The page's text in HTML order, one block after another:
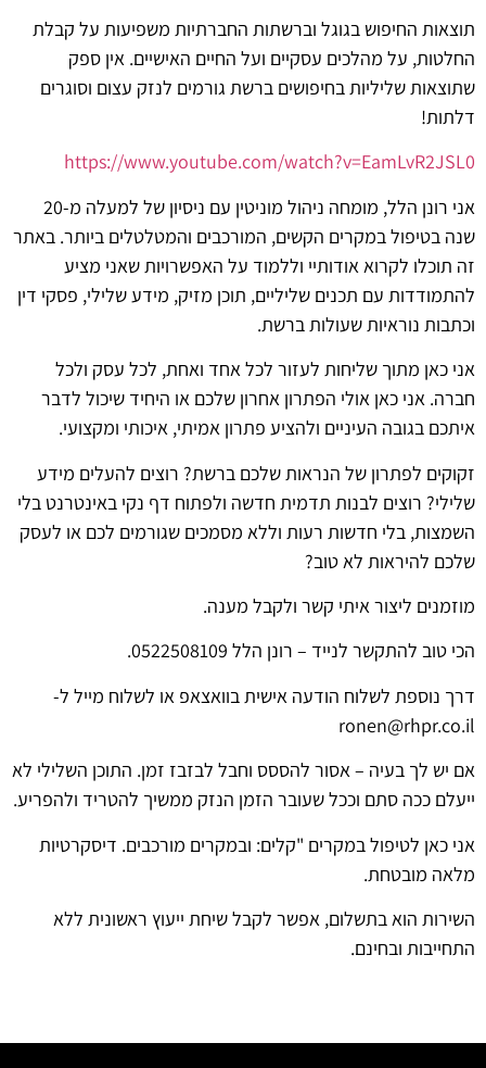
תוצאות החיפוש בגוגל וברשתות החברתיות משפיעות על קבלת
החלטות, על מהלכים עסקיים ועל החיים האישיים. אין ספק
שתוצאות שליליות בחיפושים ברשת גורמים לנזק עצום וסוגרים
דלתות!
https://www.youtube.com/watch?v=EamLvR2JSL0
אני רונן הלל, מומחה ניהול מוניטין עם ניסיון של למעלה מ-20
שנה בטיפול במקרים הקשים, המורכבים והמטלטלים ביותר. באתר
זה תוכלו לקרוא אודותיי וללמוד על האפשרויות שאני מציע
להתמודדות עם תכנים שליליים, תוכן מזיק, מידע שלילי, פסקי דין
וכתבות נוראיות שעולות ברשת.
אני כאן מתוך שליחות לעזור לכל אחד ואחת, לכל עסק ולכל
חברה. אני כאן אולי הפתרון אחרון שלכם או היחיד שיכול לדבר
איתכם בגובה העיניים ולהציע פתרון אמיתי, איכותי ומקצועי.
זקוקים לפתרון של הנראות שלכם ברשת? רוצים להעלים מידע
שלילי? רוצים לבנות תדמית חדשה ולפתוח דף נקי באינטרנט בלי
השמצות, בלי חדשות רעות וללא מסמכים שגורמים לכם או לעסק
שלכם להיראות לא טוב?
מוזמנים ליצור איתי קשר ולקבל מענה.
הכי טוב להתקשר לנייד – רונן הלל 0522508109.
דרך נוספת לשלוח הודעה אישית בוואצאפ או לשלוח מייל ל-
ronen@rhpr.co.il
אם יש לך בעיה – אסור להססס וחבל לבזבז זמן. התוכן השלילי לא
ייעלם ככה סתם וככל שעובר הזמן הנזק ממשיך להטריד ולהפריע.
אני כאן לטיפול במקרים "קלים: ובמקרים מורכבים. דיסקרטיות
מלאה מובטחת.
השירות הוא בתשלום, אפשר לקבל שיחת ייעוץ ראשונית ללא
התחייבות ובחינם.